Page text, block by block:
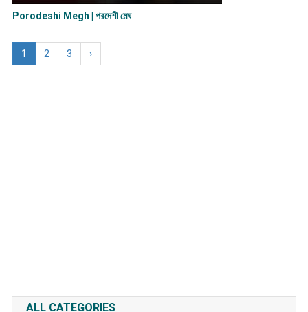
Porodeshi Megh | পরদেশী মেঘ
1 2 3 ›
ALL CATEGORIES